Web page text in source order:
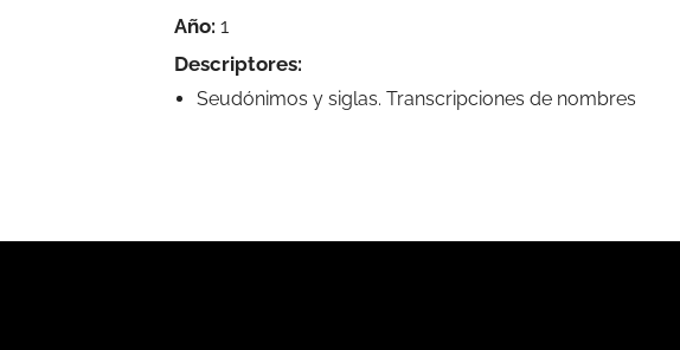
Año: 1
Descriptores:
Seudónimos y siglas. Transcripciones de nombres